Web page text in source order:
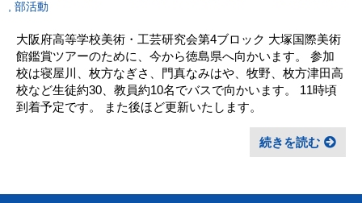
部活動
大阪府高等学校美術・工芸研究会第4ブロック 大塚国際美術
館鑑賞ツアーのために、今から徳島県へ向かいます。 参加
校は寝屋川、枚方なぎさ、門真なみはや、牧野、枚方津田高
校など生徒約30、教員約10名でバスで向かいます。 11時頃
到着予定です。 また後ほど更新いたします。
続きを読む